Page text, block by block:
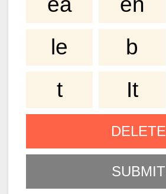
le
b
t
It
DELETE
SUBMIT